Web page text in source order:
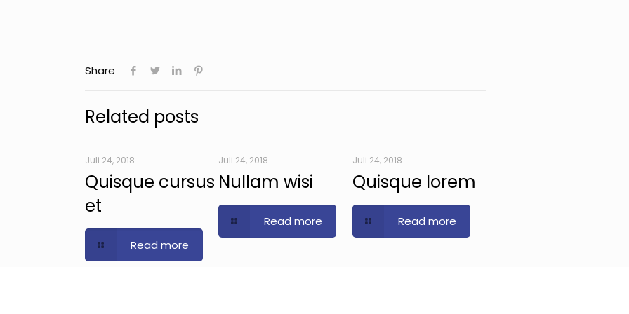
Share
Related posts
Juli 24, 2018
Quisque cursus
et
Read more
Juli 24, 2018
Nullam wisi
Read more
Juli 24, 2018
Quisque lorem
Read more